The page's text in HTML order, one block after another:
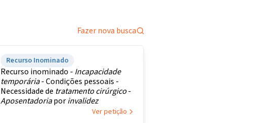
Fazer nova busca
Recurso Inominado
Recurso inominado - Incapacidade
temporária- Condições pessoais -
Necessidade de tratamentocirúrgico-
Aposentadoriaporinvalidez
Ver petição